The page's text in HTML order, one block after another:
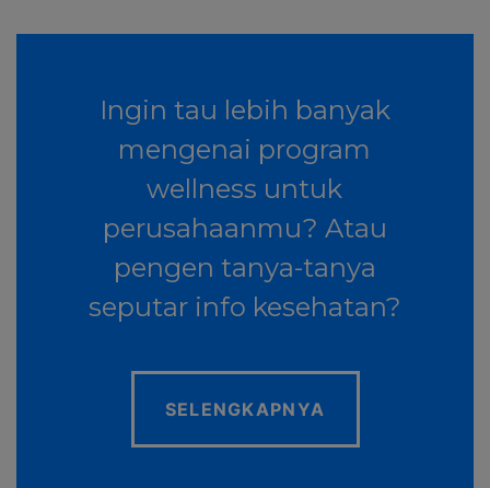
Ingin tau lebih banyak
mengenai program
wellness untuk
perusahaanmu? Atau
pengen tanya-tanya
seputar info kesehatan?
SELENGKAPNYA